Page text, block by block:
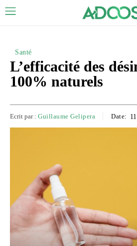
Santé
L’efficacité des
100% naturels
Ecrit par : Guillaume Gelipera Date: